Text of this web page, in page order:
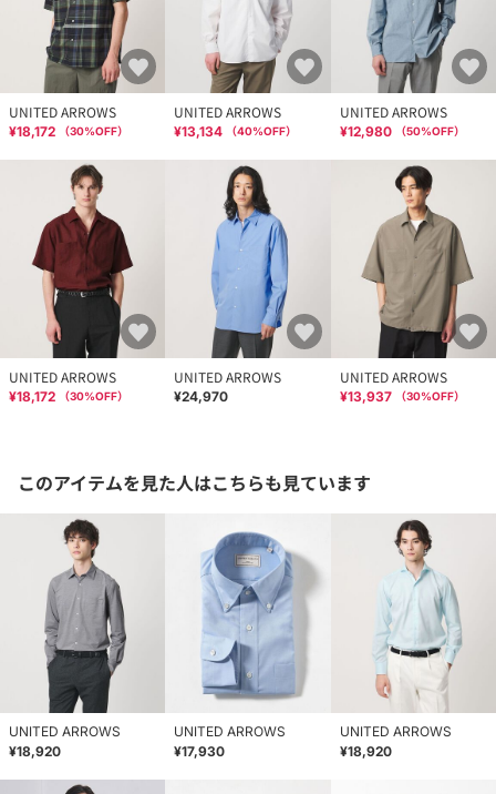
UNITED ARROWS
¥18,172 （30%OFF）
UNITED ARROWS
¥13,134 （40%OFF）
UNITED ARROWS
¥12,980 （50%OFF）
UNITED ARROWS
¥18,172 （30%OFF）
UNITED ARROWS
¥24,970
UNITED ARROWS
¥13,937 （30%OFF）